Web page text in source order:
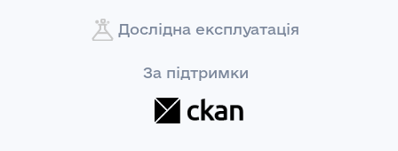
Дослідна експлуатація
За підтримки